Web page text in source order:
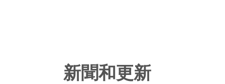
新聞和更新